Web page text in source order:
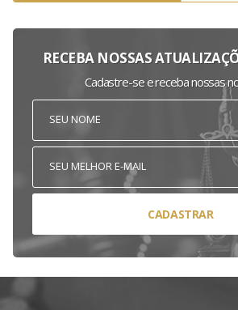
RECEBA NOSSAS
Cadastre-se e receba nossas
CADASTRAR